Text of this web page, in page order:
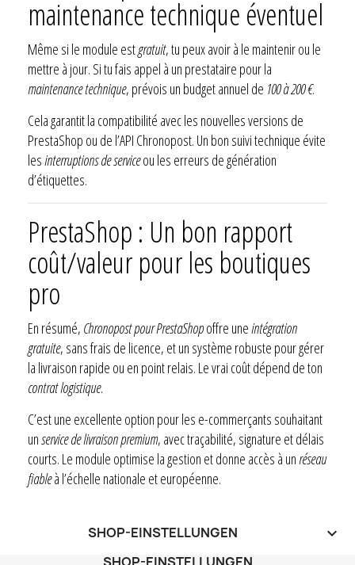
maintenance technique éventuel
Même si le module estgratuit, tu peux avoir à le maintenir ou le
mettre à jour. Si tu fais appel à un prestataire pour la
maintenance technique, prévois un budget annuel de 100 à 200 €.
Cela garantit la compatibilité avec les nouvelles versions de
PrestaShop ou de l’API Chronopost. Un bon suivi technique évite
lesinterruptions de serviceou les erreurs de génération
d’étiquettes.
PrestaShop : Un bon rapport
coût/valeur pour les boutiques
pro
En résumé, Chronopost pour PrestaShopoffre uneintégration
gratuite, sans frais de licence, et un système robuste pour gérer
la livraison rapide ou en point relais. Le vrai coût dépend de ton
contrat logistique.
C’est une excellente option pour les e-commerçants souhaitant
unservice de livraison premium, avec traçabilité, signature et délais
courts. Le module optimise la gestion et donne accès à un réseau
fiableà l’échelle nationale et européenne.
SHOP-EINSTELLUNGEN keyboard_arrow_down